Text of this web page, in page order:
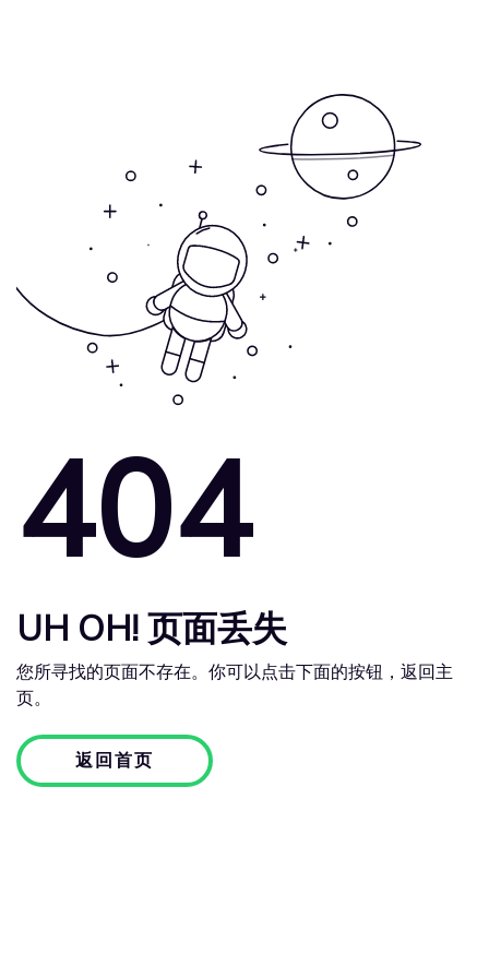
404
UH OH! 页面丢失
您所寻找的页面不存在。你可以点击下面的按钮，返回主
页。
返回首页